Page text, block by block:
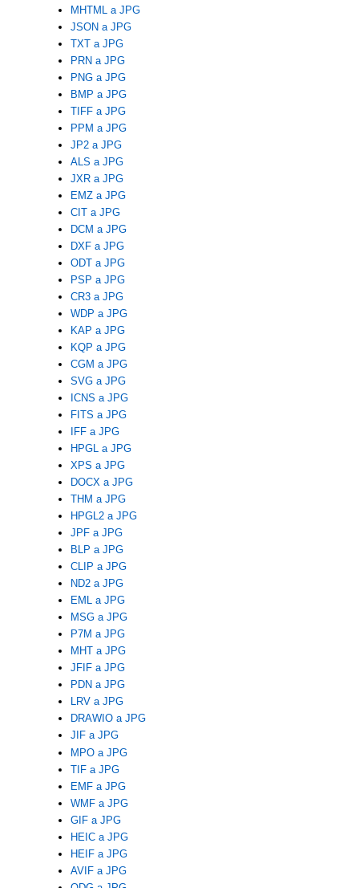
MHTML a JPG
JSON a JPG
TXT a JPG
PRN a JPG
PNG a JPG
BMP a JPG
TIFF a JPG
PPM a JPG
JP2 a JPG
ALS a JPG
JXR a JPG
EMZ a JPG
CIT a JPG
DCM a JPG
DXF a JPG
ODT a JPG
PSP a JPG
CR3 a JPG
WDP a JPG
KAP a JPG
KQP a JPG
CGM a JPG
SVG a JPG
ICNS a JPG
FITS a JPG
IFF a JPG
HPGL a JPG
XPS a JPG
DOCX a JPG
THM a JPG
HPGL2 a JPG
JPF a JPG
BLP a JPG
CLIP a JPG
ND2 a JPG
EML a JPG
MSG a JPG
P7M a JPG
MHT a JPG
JFIF a JPG
PDN a JPG
LRV a JPG
DRAWIO a JPG
JIF a JPG
MPO a JPG
TIF a JPG
EMF a JPG
WMF a JPG
GIF a JPG
HEIC a JPG
HEIF a JPG
AVIF a JPG